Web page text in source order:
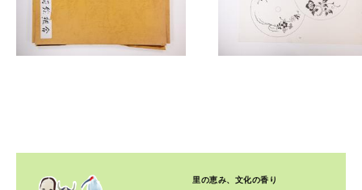
里の恵み、文化の香り